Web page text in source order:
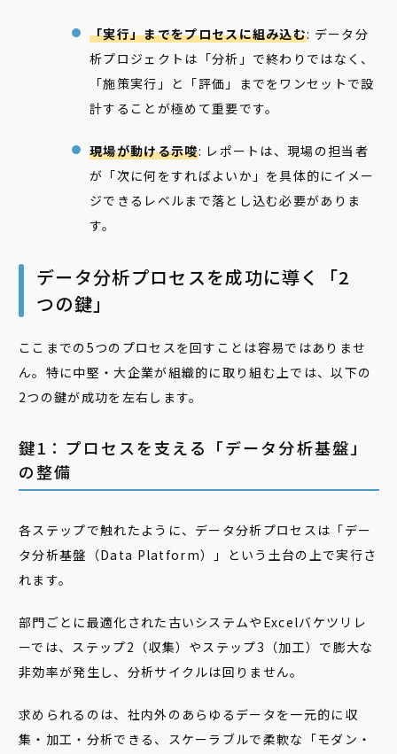
「実行」までをプロセスに組み込む: データ分
析プロジェクトは「分析」で終わりではなく、
「施策実行」と「評価」までをワンセットで設
計することが極めて重要です。
現場が動ける示唆: レポートは、現場の担当者
が「次に何をすればよいか」を具体的にイメー
ジできるレベルまで落とし込む必要がありま
す。
データ分析プロセスを成功に導く「2
つの鍵」
ここまでの5つのプロセスを回すことは容易ではありませ
ん。特に中堅・大企業が組織的に取り組む上では、以下の
2つの鍵が成功を左右します。
鍵1：プロセスを支える「データ分析基盤」
の整備
各ステップで触れたように、データ分析プロセスは「デー
タ分析基盤（Data Platform）」という土台の上で実行さ
れます。
部門ごとに最適化された古いシステムやExcelバケツリレ
ーでは、ステップ2（収集）やステップ3（加工）で膨大な
非効率が発生し、分析サイクルは回りません。
求められるのは、社内外のあらゆるデータを一元的に収
集・加工・分析できる、スケーラブルで柔軟な「モダン・